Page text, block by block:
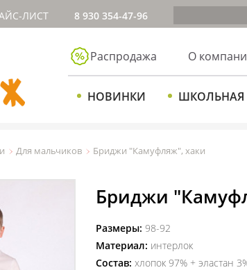
ЛИСТ 8 930 354-47-96
Распродажа О
НОВИНКИ
Для мальчиков Бриджи "Камуфляж", хаки
Бриджи
Размеры: 98-92
Материал: интерлок
Состав: хлопок 97% + эластан